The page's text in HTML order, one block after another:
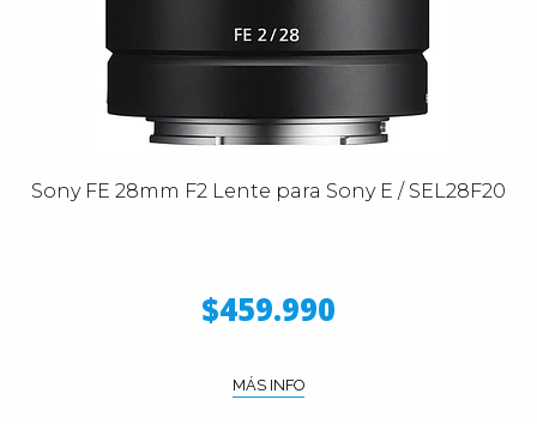
Sony FE 28mm F2 Lente para Sony E / SEL28F20
$459.990
MÁS INFO